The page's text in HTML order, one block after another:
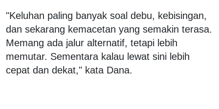
"Keluhan paling banyak soal debu, kebisingan,
dan sekarang kemacetan yang semakin terasa.
Memang ada jalur alternatif, tetapi lebih
memutar. Sementara kalau lewat sini lebih
cepat dan dekat," kata Dana.